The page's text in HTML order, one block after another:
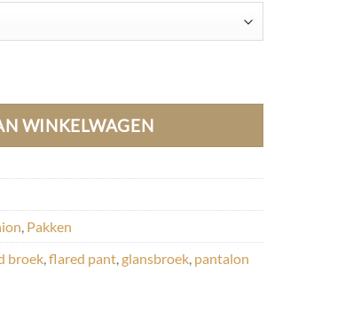
WINKELWAGEN
, Pakken
broek,flared pant, glansbroek, pantalon